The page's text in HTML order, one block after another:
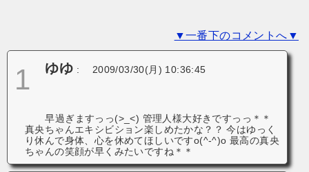
▼一番下のコメントへ▼
1 ゆゆ : 2009/03/30(月) 10:36:45
早過ぎますっっ(>_<) 管理人様大好きですっっ＊＊
真央ちゃんエキシビション楽しめたかな？？ 今はゆっく
り休んで身体、心を休めてほしいですo(^-^)o 最高の真央
ちゃんの笑顔が早くみたいですね＊＊